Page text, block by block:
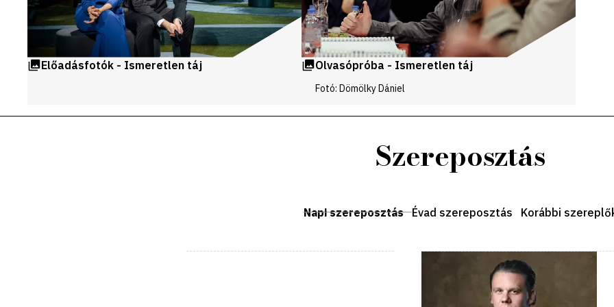
Előadásfotók - Ismeretlen táj Olvasópróba - Ismeretlen táj
Fotó: Dömölky Dániel
Szereposztás
Napi szereposztás Évad szereposztás Korábbi